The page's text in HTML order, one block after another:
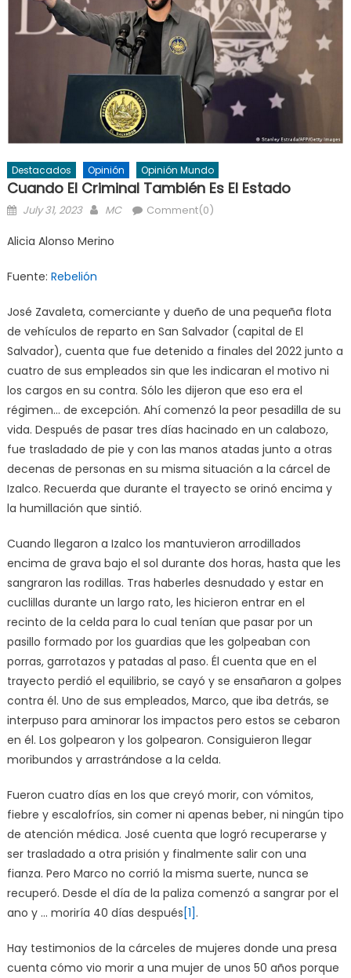
Destacados Opinión Opinión Mundo
Cuando El Criminal También Es El Estado
Posted
July 31, 2023 Author
MC Comment(0)
Alicia Alonso Merino
Fuente: Rebelión
José Zavaleta, comerciante y dueño de una pequeña flota
de vehículos de reparto en San Salvador (capital de El
Salvador), cuenta que fue detenido a finales del 2022 junto a
cuatro de sus empleados sin que les indicaran el motivo ni
los cargos en su contra. Sólo les dijeron que eso era el
régimen… de excepción. Ahí comenzó la peor pesadilla de su
vida. Después de pasar tres días hacinado en un calabozo,
fue trasladado de pie y con las manos atadas junto a otras
decenas de personas en su misma situación a la cárcel de
Izalco. Recuerda que durante el trayecto se orinó encima y
la humillación que sintió.
Cuando llegaron a Izalco los mantuvieron arrodillados
encima de grava bajo el sol durante dos horas, hasta que les
sangraron las rodillas. Tras haberles desnudado y estar en
cuclillas durante un largo rato, les hicieron entrar en el
recinto de la celda para lo cual tenían que pasar por un
pasillo formado por los guardias que les golpeaban con
porras, garrotazos y patadas al paso. Él cuenta que en el
trayecto perdió el equilibrio, se cayó y se ensañaron a golpes
contra él. Uno de sus empleados, Marco, que iba detrás, se
interpuso para aminorar los impactos pero estos se cebaron
en él. Los golpearon y los golpearon. Consiguieron llegar
moribundos y arrastrándose a la celda.
Fueron cuatro días en los que creyó morir, con vómitos,
fiebre y escalofríos, sin comer ni apenas beber, ni ningún tipo
de atención médica. José cuenta que logró recuperarse y
ser trasladado a otra prisión y finalmente salir con una
fianza. Pero Marco no corrió la misma suerte, nunca se
recuperó. Desde el día de la paliza comenzó a sangrar por el
ano y … moriría 40 días después [1] .
Hay testimonios de la cárceles de mujeres donde una presa
cuenta cómo vio morir a una mujer de unos 50 años porque